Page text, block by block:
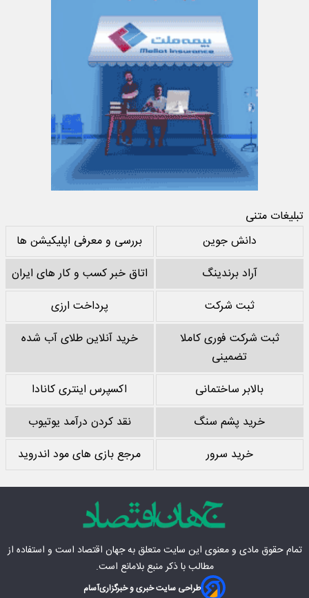
تبلیغات متنی
دانش جوین
بررسی و معرفی اپلیکیشن ها
آراد برندینگ
اتاق خبر کسب و کار های ایران
ثبت شرکت
پرداخت ارزی
ثبت شرکت فوری کاملا
تضمینی
خرید آنلاین طلای آب شده
بالابر ساختمانی
اکسپرس اینتری کانادا
خرید پشم سنگ
نقد کردن درآمد یوتیوب
خرید سرور
مرجع بازی های مود اندروید
تمام حقوق مادی‌ و معنوی این سایت متعلق بهجهان اقتصاد است و استفاده از
مطالب با ذکر منبع بلامانع است.
طراحی سایت خبری و خبرگزاریآسام